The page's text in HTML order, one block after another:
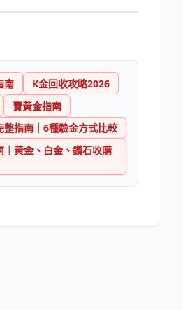
南
K金回收攻略2026
賣黃金指南
整指南｜6種驗金方式比較
｜黃金、白金、鑽石收購